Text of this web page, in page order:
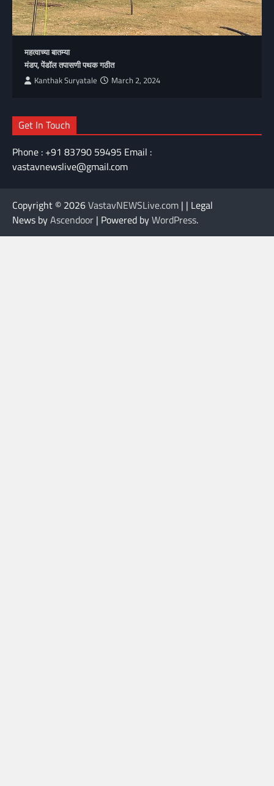
महत्वाच्या बातम्या
मंडप, पेंडॉल तपासणी पथक गठीत
Kanthak Suryatale March 2, 2024
Get In Touch
Phone : +91 83790 59495 Email :
vastavnewslive@gmail.com
Copyright © 2026VastavNEWSLive.com | | Legal
News byAscendoor | Powered byWordPress.